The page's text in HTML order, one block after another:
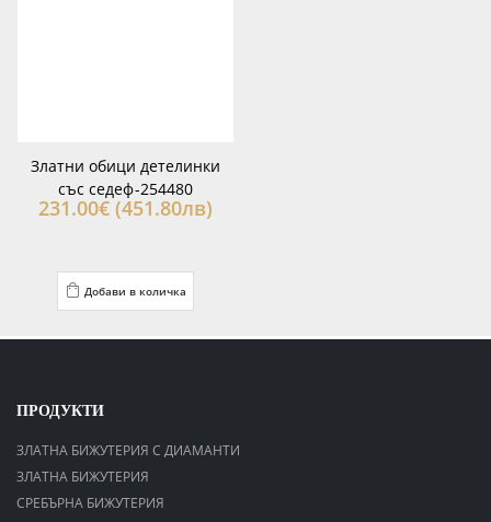
Златни обици детелинки
със седеф-254480
231.00€ (451.80лв)
Добави в количка
ПРОДУКТИ
ЗЛАТНА БИЖУТЕРИЯ С ДИАМАНТИ
ЗЛАТНА БИЖУТЕРИЯ
СРЕБЪРНА БИЖУТЕРИЯ